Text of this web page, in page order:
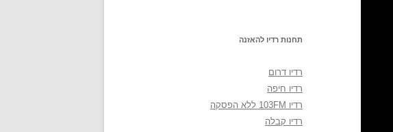
תחנות רדיו להאזנה
רדיו דרום
רדיו חיפה
רדיו 103FM ללא הפסקה
רדיו קבלה